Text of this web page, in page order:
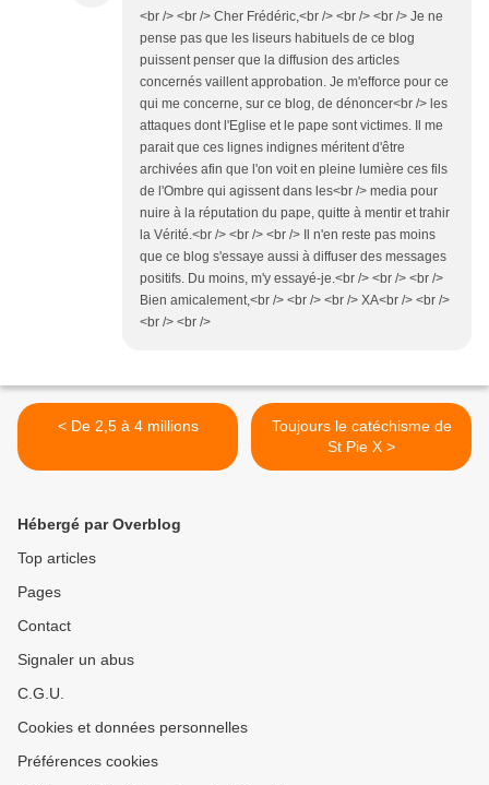
<br /> <br /> Cher Frédéric,<br /> <br /> <br /> Je ne
pense pas que les liseurs habituels de ce blog
puissent penser que la diffusion des articles
concernés vaillent approbation. Je m'efforce pour ce
qui me concerne, sur ce blog, de dénoncer<br /> les
attaques dont l'Eglise et le pape sont victimes. Il me
parait que ces lignes indignes méritent d'être
archivées afin que l'on voit en pleine lumière ces fils
de l'Ombre qui agissent dans les<br /> media pour
nuire à la réputation du pape, quitte à mentir et trahir
la Vérité.<br /> <br /> <br /> Il n'en reste pas moins
que ce blog s'essaye aussi à diffuser des messages
positifs. Du moins, m'y essayé-je.<br /> <br /> <br />
Bien amicalement,<br /> <br /> <br /> XA<br /> <br />
<br /> <br />
< De 2,5 à 4 millions
Toujours le catéchisme de
St Pie X >
Hébergé par Overblog
Top articles
Pages
Contact
Signaler un abus
C.G.U.
Cookies et données personnelles
Préférences cookies